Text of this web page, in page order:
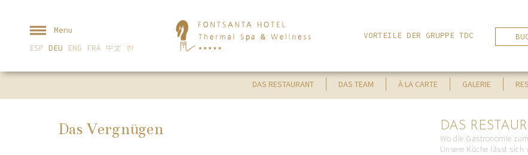
Menu
ESP DEU ENG FRA 中文 한
VORTEILE DER GRUPPE TDC
DAS RESTAURANT DAS TEAM À LA CARTE GALERIE
Das Vergnügen DAS
Wo die Gastronomie
Unsere Küche lässt sich